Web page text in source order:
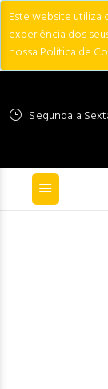
Este website utiliza
experiência dos
nossa Política de
Segunda a